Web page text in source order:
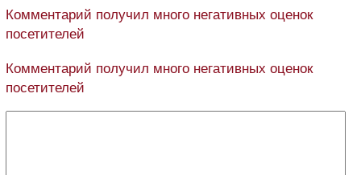
Комментарий получил много негативных оценок
посетителей
Комментарий получил много негативных оценок
посетителей